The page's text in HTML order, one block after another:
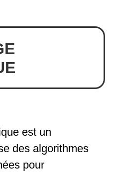
est un
des algorithmes
pour